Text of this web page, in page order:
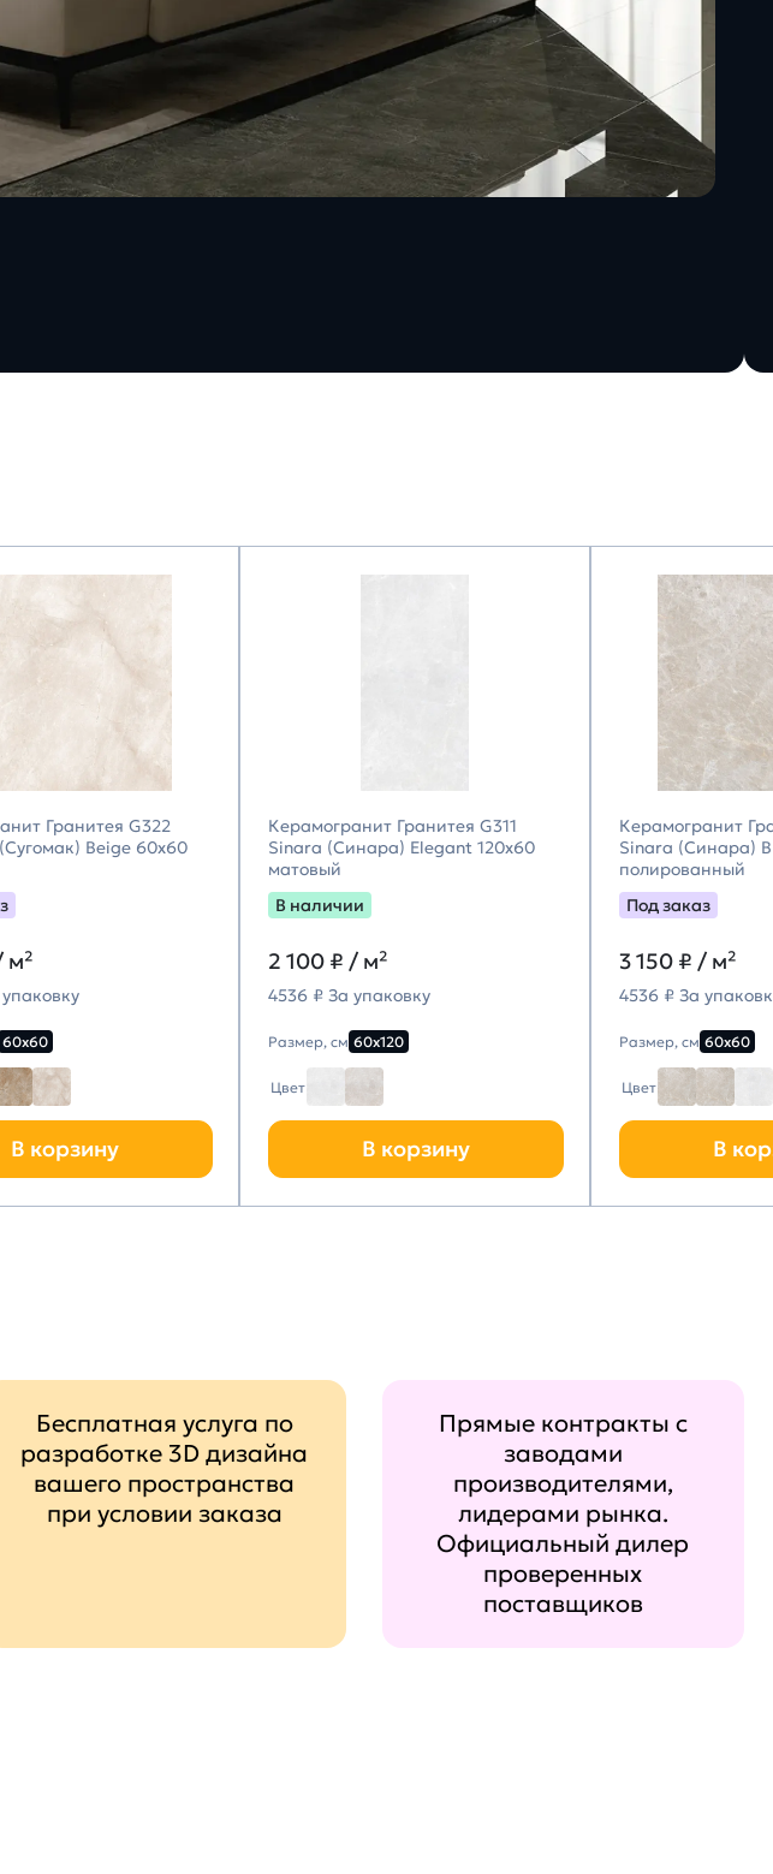
Гранитея G322
Beige 60х60
м²
60х60
В корзину
Керамогранит Гранитея G311
Sinara (Синара) Elegant 120х60
матовый
В наличии
2 100 ₽ / м²
4536 ₽ За упаковку
Размер, см 60х120
Цвет
В корзину
Керамогранит
Sinara (Синара)
полированный
Под заказ
3 150 ₽ / м²
4536 ₽ За
Размер, см 60х60
Цвет
В
Бесплатная услуга по
разработке 3D дизайна
вашего пространства
при условии заказа
Прямые контракты с
заводами
производителями,
лидерами рынка.
Официальный дилер
проверенных
поставщиков